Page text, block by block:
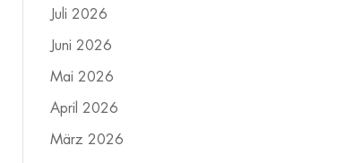
Juli 2026
Juni 2026
Mai 2026
April 2026
März 2026